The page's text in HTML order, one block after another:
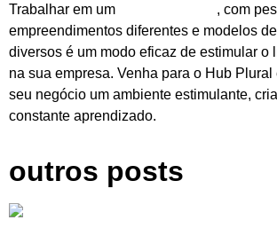
Trabalhar em um
, com
empreendimentos diferentes e modelos
diversos é um modo eficaz de estimular o
na sua empresa. Venha para o Hub Plural
seu negócio um ambiente estimulante,
constante aprendizado.
outros posts